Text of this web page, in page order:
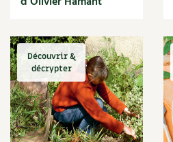
Mare
Marie Chioca
Marmite
Massage
Matériaux
Maux
Découvrir &
décrypter